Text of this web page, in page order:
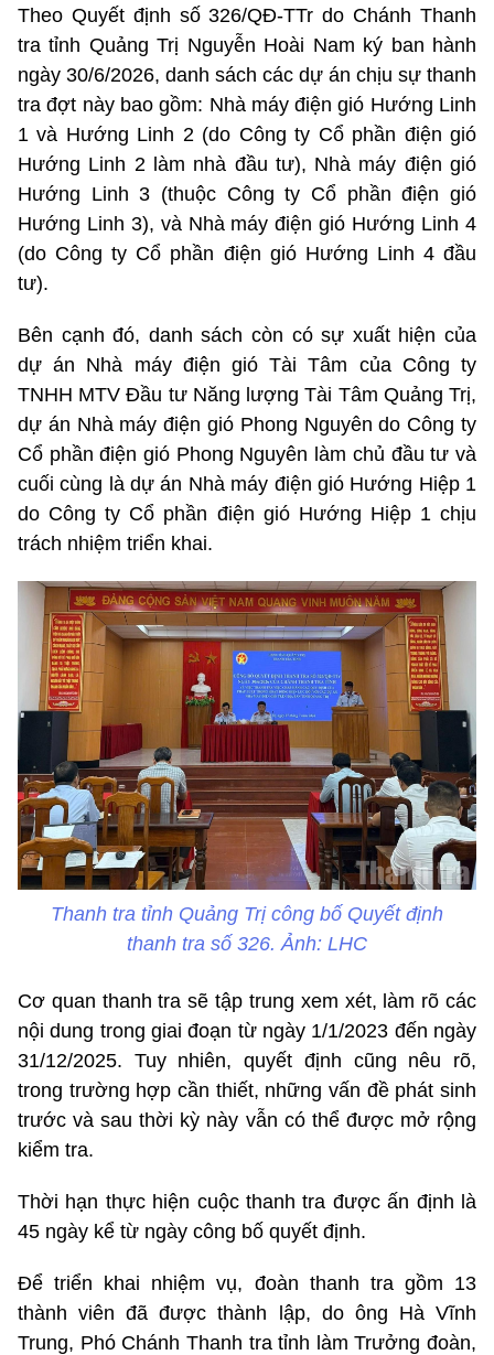
Theo Quyết định số 326/QĐ-TTr do Chánh Thanh
tra tỉnh Quảng Trị Nguyễn Hoài Nam ký ban hành
ngày 30/6/2026, danh sách các dự án chịu sự thanh
tra đợt này bao gồm: Nhà máy điện gió Hướng Linh
1 và Hướng Linh 2 (do Công ty Cổ phần điện gió
Hướng Linh 2 làm nhà đầu tư), Nhà máy điện gió
Hướng Linh 3 (thuộc Công ty Cổ phần điện gió
Hướng Linh 3), và Nhà máy điện gió Hướng Linh 4
(do Công ty Cổ phần điện gió Hướng Linh 4 đầu
tư).
Bên cạnh đó, danh sách còn có sự xuất hiện của
dự án Nhà máy điện gió Tài Tâm của Công ty
TNHH MTV Đầu tư Năng lượng Tài Tâm Quảng Trị,
dự án Nhà máy điện gió Phong Nguyên do Công ty
Cổ phần điện gió Phong Nguyên làm chủ đầu tư và
cuối cùng là dự án Nhà máy điện gió Hướng Hiệp 1
do Công ty Cổ phần điện gió Hướng Hiệp 1 chịu
trách nhiệm triển khai.
Thanh tra tỉnh Quảng Trị công bố Quyết định
thanh tra số 326. Ảnh: LHC
Cơ quan thanh tra sẽ tập trung xem xét, làm rõ các
nội dung trong giai đoạn từ ngày 1/1/2023 đến ngày
31/12/2025. Tuy nhiên, quyết định cũng nêu rõ,
trong trường hợp cần thiết, những vấn đề phát sinh
trước và sau thời kỳ này vẫn có thể được mở rộng
kiểm tra.
Thời hạn thực hiện cuộc thanh tra được ấn định là
45 ngày kể từ ngày công bố quyết định.
Để triển khai nhiệm vụ, đoàn thanh tra gồm 13
thành viên đã được thành lập, do ông Hà Vĩnh
Trung, Phó Chánh Thanh tra tỉnh làm Trưởng đoàn,